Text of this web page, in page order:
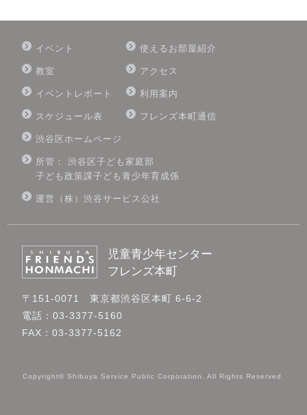
イベント
教室
イベントレポート
スケジュール表
使えるお部屋紹介
アクセス
利用案内
フレンズ本町通信
渋谷区ホームページ
所管： 渋谷区子ども家庭部
子ども政策課子ども青少年育成係
運営（株）渋谷サービス公社
児童青少年センター
フレンズ本町
〒151-0071 東京都渋谷区本町 6-6-2
電話：03-3377-5160
FAX：03-3377-5162
Copyright© Shibuya Service Public Corporation. All Rights Reserved.